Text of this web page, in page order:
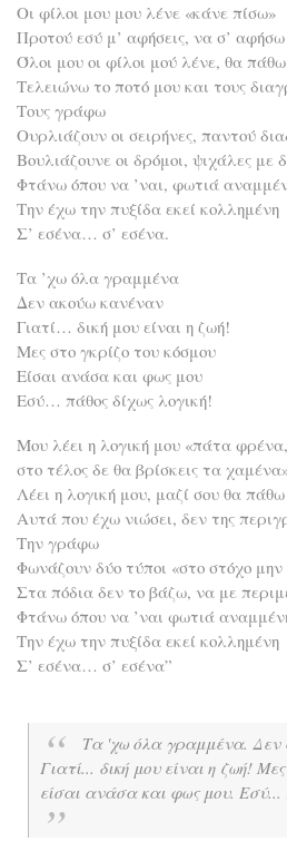
Οι φίλοι μου μου λένε «κάνε πίσω»
Προτού εσύ μ’ αφήσεις, να σ’ αφήσω
Όλοι μου οι φίλοι μού λένε, θα πάθω
Τελειώνω το ποτό μου και τους
Τους γράφω
Ουρλιάζουν οι σειρήνες, παντού
Βουλιάζουνε οι δρόμοι, ψιχάλες με
Φτάνω όπου να ’ναι, φωτιά
Την έχω την πυξίδα εκεί κολλημένη
Σ’ εσένα… σ’ εσένα.
Τα ’χω όλα γραμμένα
Δεν ακούω κανέναν
Γιατί… δική μου είναι η ζωή!
Μες στο γκρίζο του κόσμου
Είσαι ανάσα και φως μου
Εσύ… πάθος δίχως λογική!
Μου λέει η λογική μου «πάτα φρένα,
στο τέλος δε θα βρίσκεις τα
Λέει η λογική μου, μαζί σου θα πάθω
Αυτά που έχω νιώσει, δεν της
Την γράφω
Φωνάζουν δύο τύποι «στο στόχο μην
Στα πόδια δεν το βάζω, να με
Φτάνω όπου να ’ναι φωτιά
Την έχω την πυξίδα εκεί κολλημένη
Σ’ εσένα… σ’ εσένα”
Τα 'χω όλα γραμμένα. Δεν
Γιατί... δική μου είναι η ζωή!
είσαι ανάσα και φως μου. Εσύ...